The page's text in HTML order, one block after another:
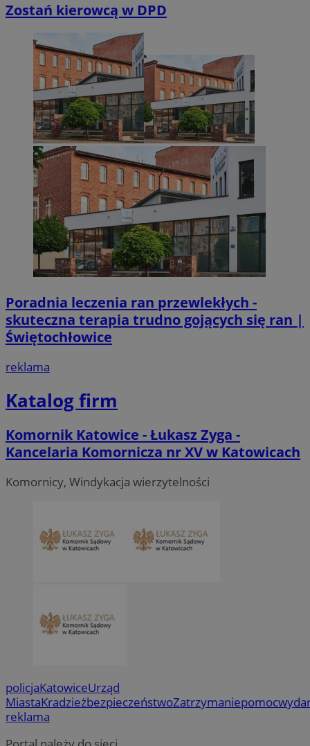
Zostań kierowcą w DPD
Poradnia leczenia ran przewlekłych -
skuteczna terapia trudno gojących się ran |
Świętochłowice
reklama
Katalog firm
Komornik Katowice - Łukasz Zyga -
Kancelaria Komornicza nr XV w Katowicach
Komornicy, Windykacja wierzytelności
policjaKatowiceUrząd
MiastaKradzieżbezpieczeństwoZatrzymaniepomoc
reklama